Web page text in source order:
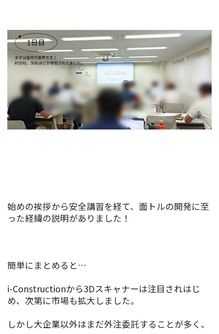
始めの挨拶から安全講習を経て、面トルの開発に至
った経緯の説明がありました！
簡単にまとめると…
i-Constructionから3Dスキャナーは注目されはじ
め、次第に市場も拡大しました。
しかし大企業以外はまだ外注委託することが多く、